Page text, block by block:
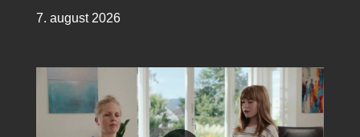
7. august 2026